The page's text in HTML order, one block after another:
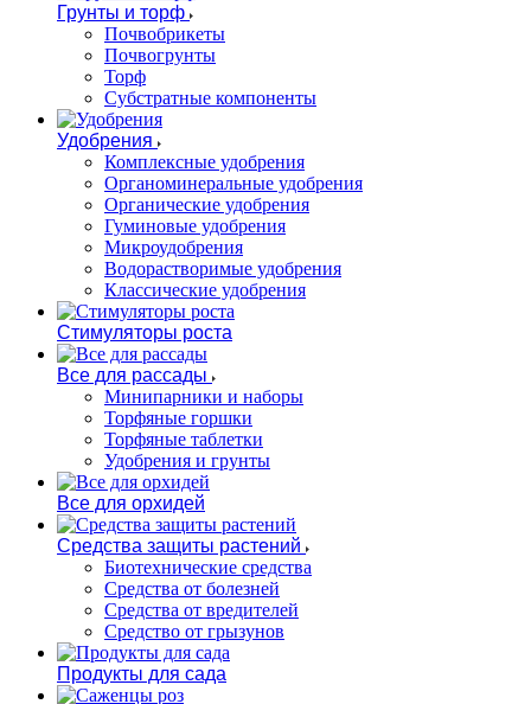
Грунты и торф
Почвобрикеты
Почвогрунты
Торф
Субстратные компоненты
Удобрения
Комплексные удобрения
Органоминеральные удобрения
Органические удобрения
Гуминовые удобрения
Микроудобрения
Водорастворимые удобрения
Классические удобрения
Стимуляторы роста
Все для рассады
Минипарники и наборы
Торфяные горшки
Торфяные таблетки
Удобрения и грунты
Все для орхидей
Средства защиты растений
Биотехнические средства
Средства от болезней
Средства от вредителей
Средство от грызунов
Продукты для сада